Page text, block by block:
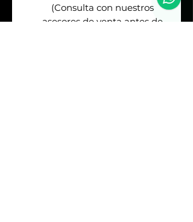
(Consulta con nuestros
asesores de venta antes de